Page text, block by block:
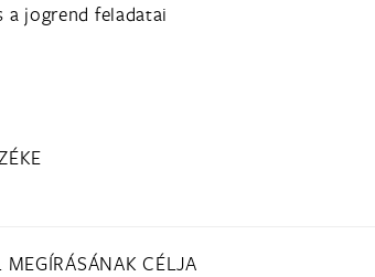
a jogrend feladatai
MEGÍRÁSÁNAK CÉLJA